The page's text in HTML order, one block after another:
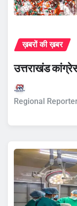
ख़बरों की ख़बर
उत्तराखंड
Regional